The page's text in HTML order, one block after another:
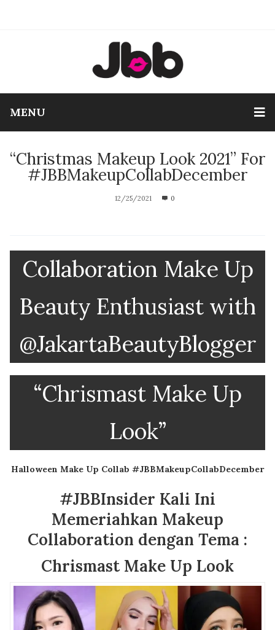
MENU
“Christmas Makeup Look 2021” For
#JBBMakeupCollabDecember
12/25/2021 0
Collaboration Make Up
Beauty Enthusiast with
@JakartaBeautyBlogger
“Chrismast Make Up
Look”
Halloween Make Up Collab #JBBMakeupCollabDecember
#JBBInsider Kali Ini
Memeriahkan Makeup
Collaboration dengan Tema :
Chrismast Make Up Look